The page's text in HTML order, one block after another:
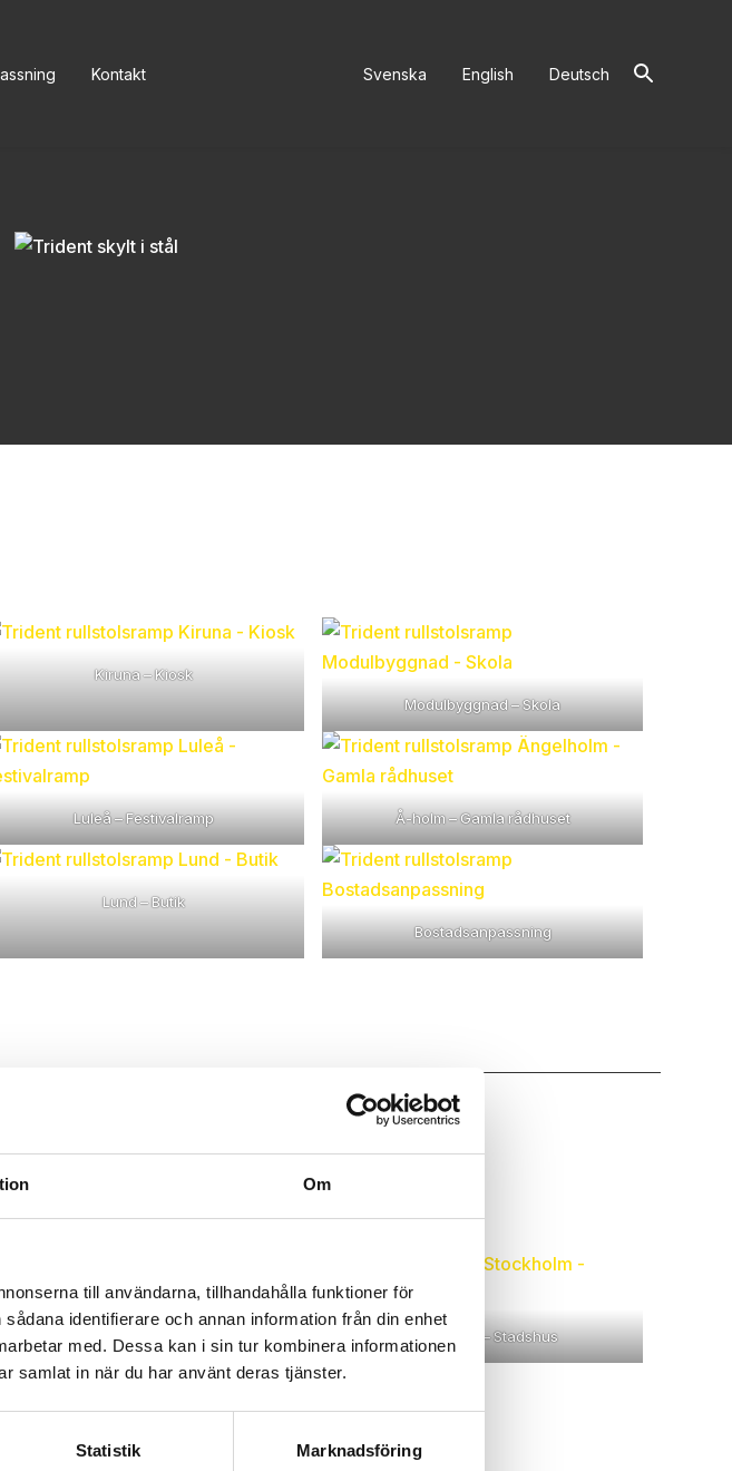
Om
till användarna, tillhandahålla funktioner för
identifierare och annan information från din enhet
med. Dessa kan i sin tur kombinera informationen
samlat in när du har använt deras tjänster.
Statistik Marknadsföring
Kontakt Svenska English Deutsch Sök
Kiruna – Kiosk
Modulbyggnad – Skola
Luleå – Festivalramp Å-holm – Gamla rådhuset
Lund – Butik
Bostadsanpassning
Stockholm – Stadshus Stockholm – Stadshus